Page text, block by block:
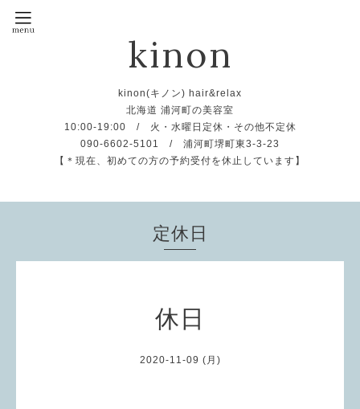
kinon
kinon(キノン) hair&relax
北海道 浦河町の美容室
10:00-19:00 / 火・水曜日定休・その他不定休
090-6602-5101 / 浦河町堺町東3-3-23
【＊現在、初めての方の予約受付を休止しています】
定休日
休日
2020-11-09 (月)